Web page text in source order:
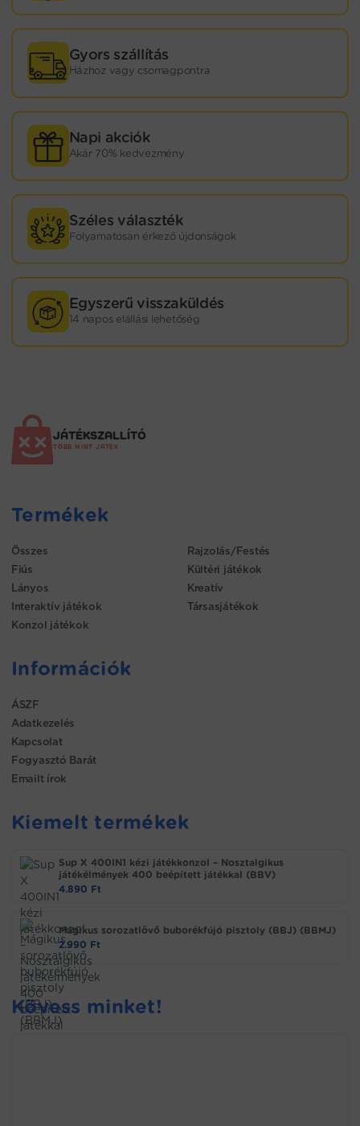
Gyors szállítás
Házhoz vagy csomagpontra
Napi akciók
Akár 70% kedvezmény
Széles választék
Folyamatosan érkező újdonságok
Egyszerű visszaküldés
14 napos elállási lehetőség
JÁTÉKSZALLÍTÓ
TÖBB MINT JÁTÉK
Termékek
Összes
Fiús
Lányos
Interaktív játékok
Konzol játékok
Rajzolás/Festés
Kültéri játékok
Kreatív
Társasjátékok
Információk
ÁSZF
Adatkezelés
Kapcsolat
Fogyasztó Barát
Emailt írok
Kiemelt termékek
Sup X 400IN1 kézi játékkonzol – Nosztalgikus
játékélmények 400 beépített játékkal (BBV)
4.890 Ft
Mágikus sorozatlövő buborékfújó pisztoly (BBJ) (BBMJ)
2.990 Ft
Kövess minket!